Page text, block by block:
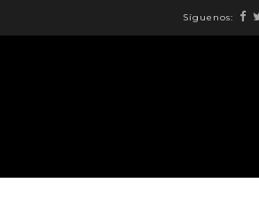
Síguenos: